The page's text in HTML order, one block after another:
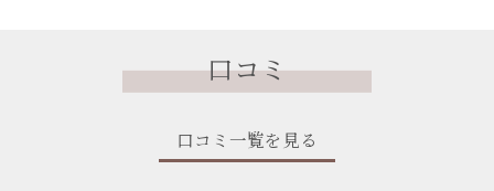
口コミ
口コミ一覧を見る